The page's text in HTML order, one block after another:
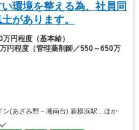
環境を整える為、社員同
があります。
円程度（基本給）
円程度（管理薬剤師／550～650万
ン(あざみ野－湘南台) 新横浜駅…ほか